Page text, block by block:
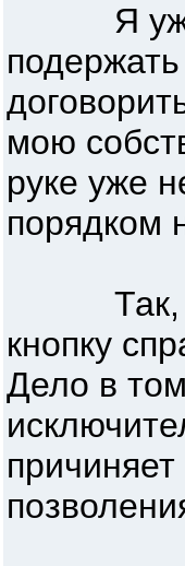
Я уже
мою
руке уже
порядком
Так,
кнопку
Дело в